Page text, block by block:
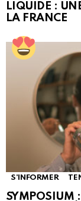
LIQUIDE :
LA FRANCE
S'INFORMER
SYMPOSIUM